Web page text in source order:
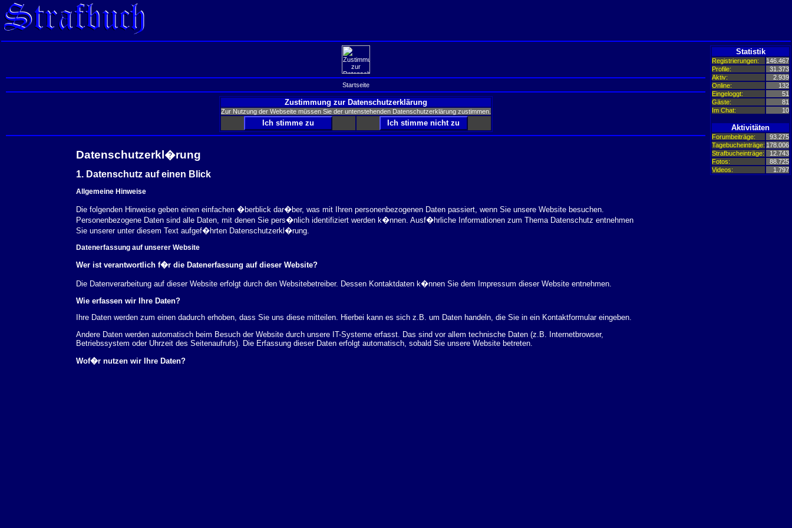
Startseite
Zustimmung zur Datenschutzerklärung
Zur Nutzung der Webseite müssen Sie der untenstehenden Datenschutzerklärung zustimmen.
Datenschutzerkl�rung
1. Datenschutz auf einen Blick
Allgemeine Hinweise
Die folgenden Hinweise geben einen einfachen �berblick dar�ber, was mit Ihren personenbezogenen Daten passiert, wenn Sie unsere Website besuchen.
Personenbezogene Daten sind alle Daten, mit denen Sie pers�nlich identifiziert werden k�nnen. Ausf�hrliche Informationen zum Thema Datenschutz entnehmen
Sie unserer unter diesem Text aufgef�hrten Datenschutzerkl�rung.
Datenerfassung auf unserer Website
Wer ist verantwortlich f�r die Datenerfassung auf dieser Website?
Die Datenverarbeitung auf dieser Website erfolgt durch den Websitebetreiber. Dessen Kontaktdaten k�nnen Sie dem Impressum dieser Website entnehmen.
Wie erfassen wir Ihre Daten?
Ihre Daten werden zum einen dadurch erhoben, dass Sie uns diese mitteilen. Hierbei kann es sich z.B. um Daten handeln, die Sie in ein Kontaktformular eingeben.
Andere Daten werden automatisch beim Besuch der Website durch unsere IT-Systeme erfasst. Das sind vor allem technische Daten (z.B. Internetbrowser,
Betriebssystem oder Uhrzeit des Seitenaufrufs). Die Erfassung dieser Daten erfolgt automatisch, sobald Sie unsere Website betreten.
Wof�r nutzen wir Ihre Daten?
Statistik
Registrierungen:
146.467
Profile:
31.373
Aktiv:
2.939
Online:
132
Eingeloggt:
51
Gäste:
81
Im Chat:
10
Aktivitäten
Forumbeiträge:
93.275
Tagebucheinträge: 178.006
Strafbucheinträge:
12.743
Fotos:
88.725
Videos:
1.797